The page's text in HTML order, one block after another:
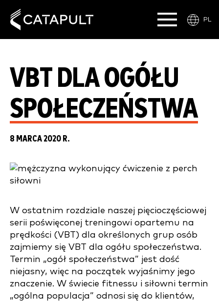
PL
VBT DLA OGÓŁU
SPOŁECZEŃSTWA
8 MARCA 2020 R.
W ostatnim rozdziale naszej pięcioczęściowej
serii poświęconej treningowi opartemu na
prędkości (VBT) dla określonych grup osób
zajmiemy się VBT dla ogółu społeczeństwa.
Termin „ogół społeczeństwa” jest dość
niejasny, więc na początek wyjaśnimy jego
znaczenie. W świecie fitnessu i siłowni termin
„ogólna populacja” odnosi się do klientów,